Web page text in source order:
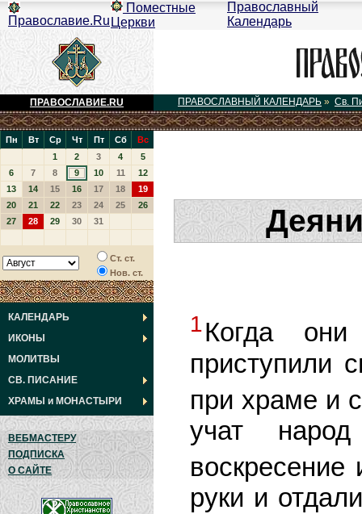
Православие.Ru
Поместные
Церкви
Православный
Календарь
ПРАВОСЛАВИЕ.RU ПРАВОСЛАВНЫЙ КАЛЕНДАРЬ » Св.
Пн Вт Ср Чт Пт Сб
Вс
1
2 3 4
5
6
7 8 9 10 11
12
13
14 15 16 17 18
19
20
21 22 23 24 25
26
27
28 29 30 31
Ст. ст.
Нов. ст.
КАЛЕНДАРЬ
ИКОНЫ
МОЛИТВЫ
СВ. ПИСАНИЕ
ХРАМЫ и МОНАСТЫРИ
ВЕБМАСТЕРУ
ПОДПИСКА
О САЙТЕ
1Когда
приступили
при храме и
учат
руки и